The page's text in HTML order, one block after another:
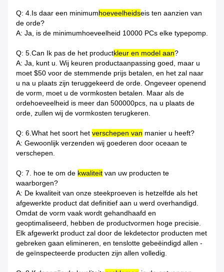
Q: 4.Is daar een minimumhoeveelheidseis ten aanzien van
de orde?
A: Ja, is de minimumhoeveelheid 10000 PCs elke typepomp.
Q: 5.Can Ik pas de het productkleur en model aan?
A: Ja, kunt u. Wij keuren productaanpassing goed, maar u
moet $50 voor de stemmende prijs betalen, en het zal naar
u na u plaats zijn teruggekeerd de orde. Ongeveer openend
de vorm, moet u de vormkosten betalen. Maar als de
ordehoeveelheid is meer dan 500000pcs, na u plaats de
orde, zullen wij de vormkosten terugkeren.
Q: 6.What het soort het verschepen van manier u heeft?
A: Gewoonlijk verzenden wij goederen door oceaan te
verschepen.
Q: 7. hoe te om de kwaliteit van uw producten te
waarborgen?
A: De kwaliteit van onze steekproeven is hetzelfde als het
afgewerkte product dat definitief aan u werd overhandigd.
Omdat de vorm vaak wordt gehandhaafd en
geoptimaliseerd, hebben de productvormen hoge precisie.
Elk afgewerkt product zal door de lekdetector producten met
gebreken gaan elimineren, en tenslotte gebeëindigd allen -
de geïnspecteerde producten zijn allen volledig.